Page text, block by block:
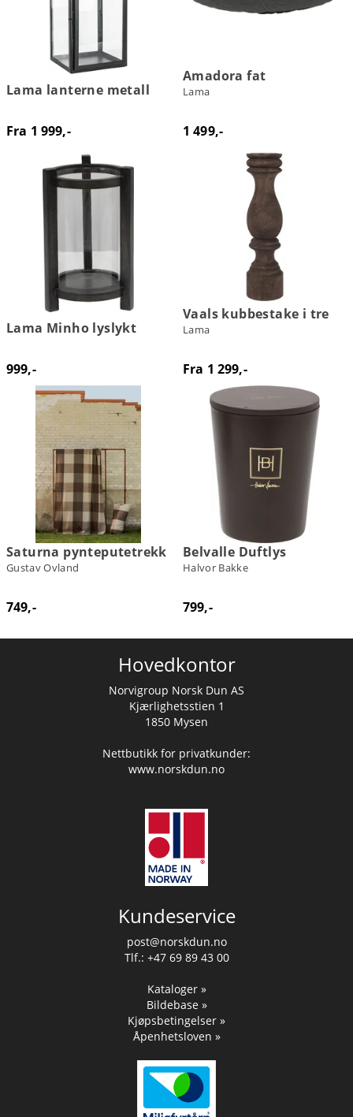
Lama lanterne metall
Fra 1 999,-
Amadora fat
Lama
1 499,-
Lama Minho lyslykt
999,-
Vaals kubbestake i tre
Lama
Fra 1 299,-
Saturna pynteputetrekk
Gustav Ovland
749,-
Belvalle Duftlys
Halvor Bakke
799,-
Hovedkontor
Norvigroup Norsk Dun AS
Kjærlighetsstien 1
1850 Mysen
Nettbutikk for privatkunder:
www.norskdun.no
Kundeservice
post@norskdun.no
Tlf.: +47 69 89 43 00
Kataloger »
Bildebase »
Kjøpsbetingelser »
Åpenhetsloven »